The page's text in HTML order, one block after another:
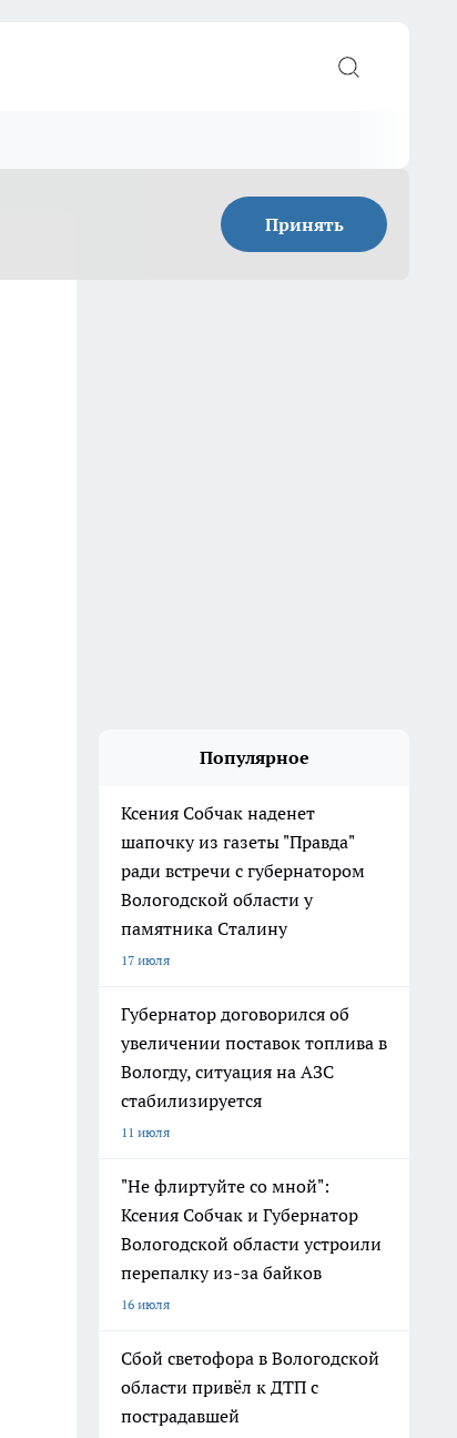
Принять
Популярное
Ксения Собчак наденет
шапочку из газеты "Правда"
ради встречи с губернатором
Вологодской области у
памятника Сталину
17 июля
Губернатор договорился об
увеличении поставок топлива в
Вологду, ситуация на АЗС
стабилизируется
11 июля
"Не флиртуйте со мной":
Ксения Собчак и Губернатор
Вологодской области устроили
перепалку из-за байков
16 июля
Сбой светофора в Вологодской
области привёл к ДТП с
пострадавшей